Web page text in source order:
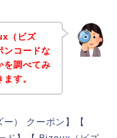
（ビズ
ンコードな
を調べてみ
す。
） クーポン】【